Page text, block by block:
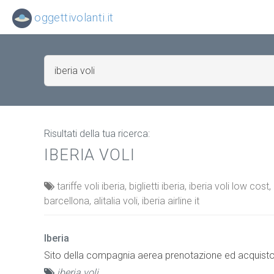
Risultati della tua ricerca:
IBERIA VOLI
tariffe voli iberia, biglietti iberia, iberia voli low
barcellona, alitalia voli, iberia airline it
Iberia
Sito della compagnia aerea prenotazione ed
oggettivolanti.it